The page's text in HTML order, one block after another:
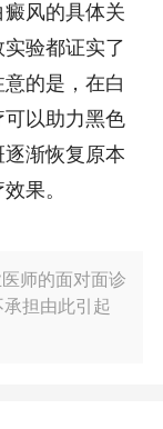
风的具体关
验都证实了
的是，在白
以助力黑色
渐恢复原本
果。
师的面对面诊
担由此引起